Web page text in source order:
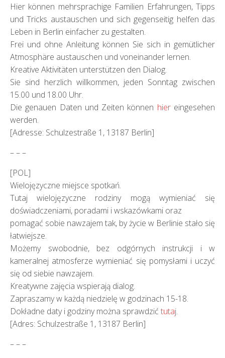
Hier können mehrsprachige Familien Erfahrungen, Tipps
und Tricks austauschen und sich gegenseitig helfen das
Leben in Berlin einfacher zu gestalten.
Frei und ohne Anleitung können Sie sich in gemütlicher
Atmosphäre austauschen und voneinander lernen.
Kreative Aktivitäten unterstützen den Dialog.
Sie sind herzlich willkommen, jeden Sonntag zwischen
15.00 und 18.00 Uhr.
Die genauen Daten und Zeiten können hiereingesehen
werden.
[Adresse: Schulzestraße 1, 13187 Berlin]
– – –
[POL]
Wielojęzyczne miejsce spotkań.
Tutaj wielojęzyczne rodziny mogą wymieniać się
doświadczeniami, poradami i wskazówkami oraz
pomagać sobie nawzajem tak, by życie w Berlinie stało się
łatwiejsze.
Możemy swobodnie, bez odgórnych instrukcji i w
kameralnej atmosferze wymieniać się pomysłami i uczyć
się od siebie nawzajem.
Kreatywne zajęcia wspierają dialog.
Zapraszamy w każdą niedzielę w godzinach 15-18.
Dokładne daty i godziny można sprawdzić tutaj.
[Adres: Schulzestraße 1, 13187 Berlin]
– – –